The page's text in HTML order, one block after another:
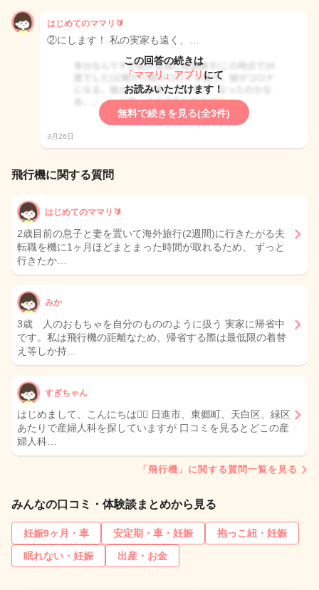
はじめてのママリ🔰‪
②にします！ 私の実家も遠く、…
この回答の続きは
「ママリ」アプリ にて
お読みいただけます！
無料で続きを見る(全3件)
3月26日
飛行機に関する質問
はじめてのママリ🔰
2歳目前の息子と妻を置いて海外旅行(2週間)に行きたがる夫
転職を機に1ヶ月ほどまとまった時間が取れるため、 ずっと
行きたか…
みか
3歳 人のおもちゃを自分のもののように扱う 実家に帰省中
です。私は飛行機の距離なため、帰省する際は最低限の着替
え等しか持…
すぎちゃん
はじめまして、こんにちは🙇‍♀️ 日進市、東郷町、天白区、緑区
あたりで産婦人科を探していますが 口コミを見るとどこの産
婦人科…
「飛行機」に関する質問一覧を見る
みんなの口コミ・体験談まとめから見る
妊娠9ヶ月・車 安定期・車・妊娠
抱っこ紐・妊娠
眠れない・妊娠
出産・お金